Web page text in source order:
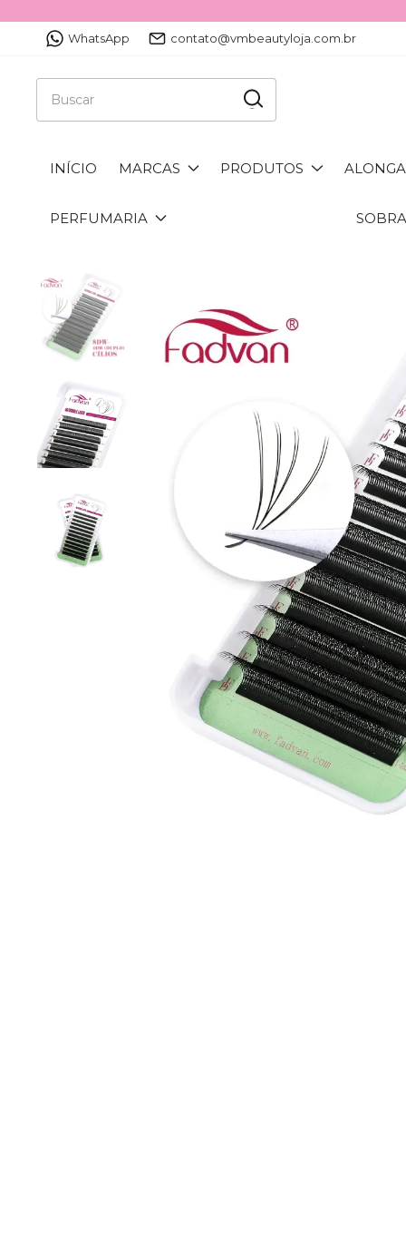
WhatsApp contato@vmbeautyloja.com.br
INÍCIO MARCAS PRODUTOS
PERFUMARIA